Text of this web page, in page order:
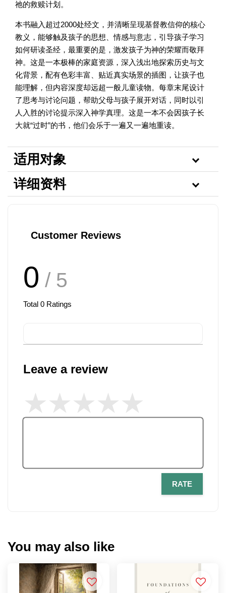
祂的救赎计划。
本书融入超过2000处经文，并清晰呈现基督教信仰的核心
教义，能够触及孩子的思想、情感与意志，引导孩子学习
如何研读圣经，最重要的是，激发孩子为神的荣耀而敬拜
神。这是一本极棒的家庭资源，深入浅出地探索历史与文
化背景，配有色彩丰富、贴近真实场景的插图，让孩子也
能理解，但内容深度却远超一般儿童读物。每章末尾设计
了思考与讨论问题，帮助父母与孩子展开对话，同时以引
人入胜的讨论提示深入神学真理。这是一本不会因孩子长
大就“过时”的书，他们会乐于一遍又一遍地重读。
适用对象
详细资料
Customer Reviews
0 / 5
Total 0 Ratings
Leave a review
RATE
You may also like